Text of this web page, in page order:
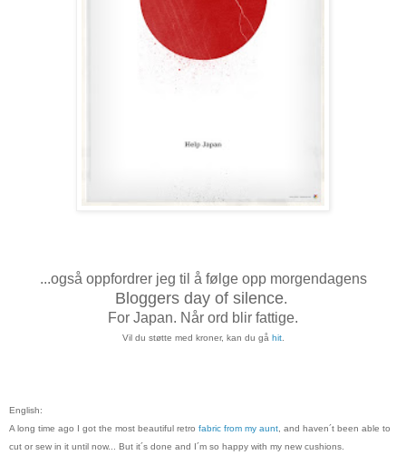
...også oppfordrer jeg til å følge opp morgendagens
Bloggers day of silence.
For Japan. Når ord blir fattige.
Vil du støtte med kroner, kan du gå hit.
English:
A long time ago I got the most beautiful retro fabric from my aunt, and haven´t been able to
cut or sew in it until now... But it´s done and I´m so happy with my new cushions.